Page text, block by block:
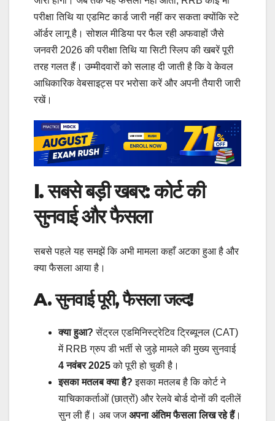
परीक्षा तिथि या एडमिट कार्ड जारी नहीं कर सकता क्योंकि स्टे
ऑर्डर लागू है। सोशल मीडिया पर फैल रही अफवाहों जैसे
जनवरी 2026 की परीक्षा तिथि या सिटी स्लिप की खबरें पूरी
तरह गलत हैं। उम्मीदवारों को सलाह दी जाती है कि वे केवल
आधिकारिक वेबसाइट्स पर भरोसा करें और अपनी तैयारी जारी
रखें।
I. सबसे बड़ी खबर: कोर्ट की
सुनवाई और फैसला
सबसे पहले यह समझें कि अभी मामला कहाँ अटका हुआ है और
क्या फैसला आया है।
A. सुनवाई पूरी, फैसला जल्द!
क्या हुआ? सेंट्रल एडमिनिस्ट्रेटिव ट्रिब्यूनल (CAT)
में RRB ग्रुप डी भर्ती से जुड़े मामले की मुख्य सुनवाई
4 नवंबर 2025को पूरी हो चुकी है।
इसका मतलब क्या है? इसका मतलब है कि कोर्ट ने
याचिकाकर्ताओं (छात्रों) और रेलवे बोर्ड दोनों की दलीलें
सुन ली हैं। अब जजअपना अंतिम फैसला लिख रहे हैं।